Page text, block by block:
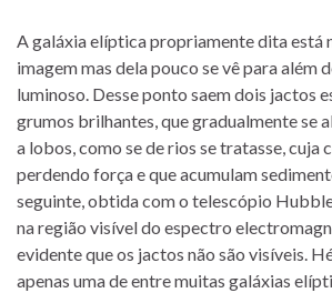
A galáxia elíptica propriamente dita está
imagem mas dela pouco se vê para além
luminoso. Desse ponto saem dois jactos
grumos brilhantes, que gradualmente se
a lobos, como se de rios se tratasse, cuja
perdendo força e que acumulam
seguinte, obtida com o telescópio
na região visível do espectro
evidente que os jactos não são visíveis.
apenas uma de entre muitas galáxias